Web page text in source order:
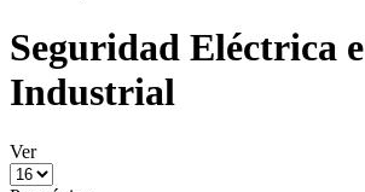
Seguridad Eléctrica e
Industrial
Ver